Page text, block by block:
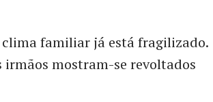
clima familiar já está fragilizado.
irmãos mostram-se revoltados